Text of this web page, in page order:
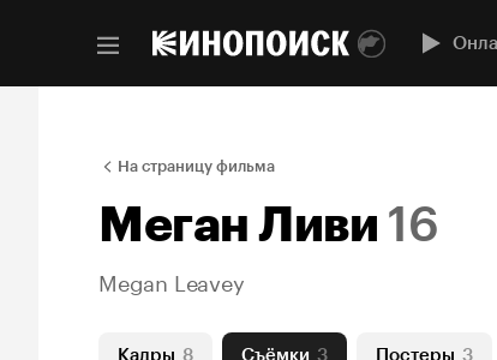
На страницу фильма
Меган Ливи 16
Megan Leavey
Кадры 8 Съёмки 3 Постеры 3